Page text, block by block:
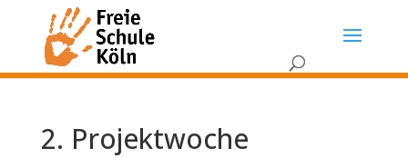
2. Projektwoche